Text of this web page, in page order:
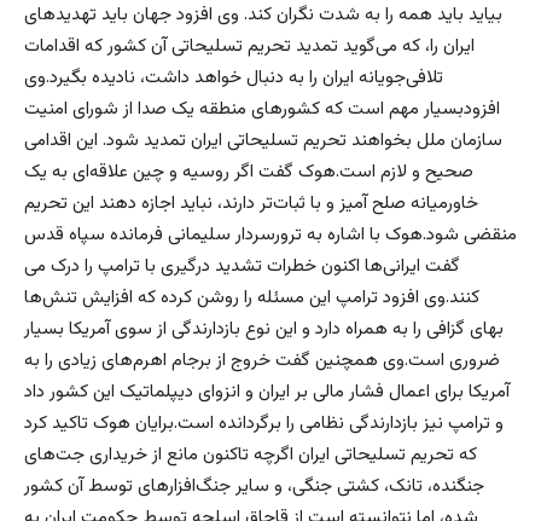
بیاید باید همه را به شدت نگران کند. وی افزود‌ جهان باید تهدیدهای
ایران را، که می‌گوید تمدید تحریم تسلیحاتی آن کشور که اقدامات
تلافی‌جویانه ایران را به دنبال خواهد داشت،‌ نادیده بگیرد.وی
افزودبسیار مهم است که کشورهای منطقه یک صدا از شورای امنیت
سازمان ملل بخواهند تحریم تسلیحاتی ایران تمدید شود. این اقدامی
صحیح و لازم است.هوک گفت اگر روسیه و چین علاقه‌ای به یک
خاورمیانه صلح آمیز و با ثبات‌تر دارند، نباید اجازه دهند این تحریم
منقضی شود.هوک با اشاره به ترورسردار سلیمانی فرمانده سپاه قدس
گفت ایرانی‌ها اکنون خطرات تشدید درگیری با ترامپ را درک می
کنند.وی افزود ترامپ این مسئله را روشن کرده که افزایش تنش‌ها
بهای گزافی را به همراه دارد و این نوع بازدارندگی از سوی آمریکا بسیار
ضروری است.وی همچنین گفت خروج از برجام اهرم‌های زیادی را به
آمریکا برای اعمال فشار مالی بر ایران و انزوای دیپلماتیک این کشور داد
و ترامپ نیز بازدارندگی نظامی را برگردانده است.برایان هوک تاکید کرد
که تحریم تسلیحاتی ایران اگرچه تاکنون مانع از خریداری جت‌های
جنگنده، تانک، کشتی جنگی،‌ و سایر جنگ‌افزارهای توسط آن کشور